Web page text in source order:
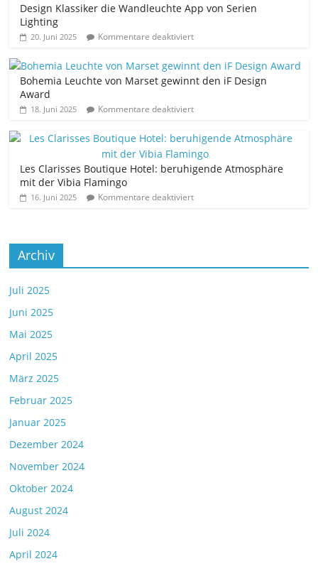
Design Klassiker die Wandleuchte App von Serien
Lighting
20. Juni 2025 Kommentare deaktiviert
Bohemia Leuchte von Marset gewinnt den iF Design
Award
18. Juni 2025 Kommentare deaktiviert
Les Clarisses Boutique Hotel: beruhigende Atmosphäre
mit der Vibia Flamingo
16. Juni 2025 Kommentare deaktiviert
Archiv
Juli 2025
Juni 2025
Mai 2025
April 2025
März 2025
Februar 2025
Januar 2025
Dezember 2024
November 2024
Oktober 2024
August 2024
Juli 2024
April 2024